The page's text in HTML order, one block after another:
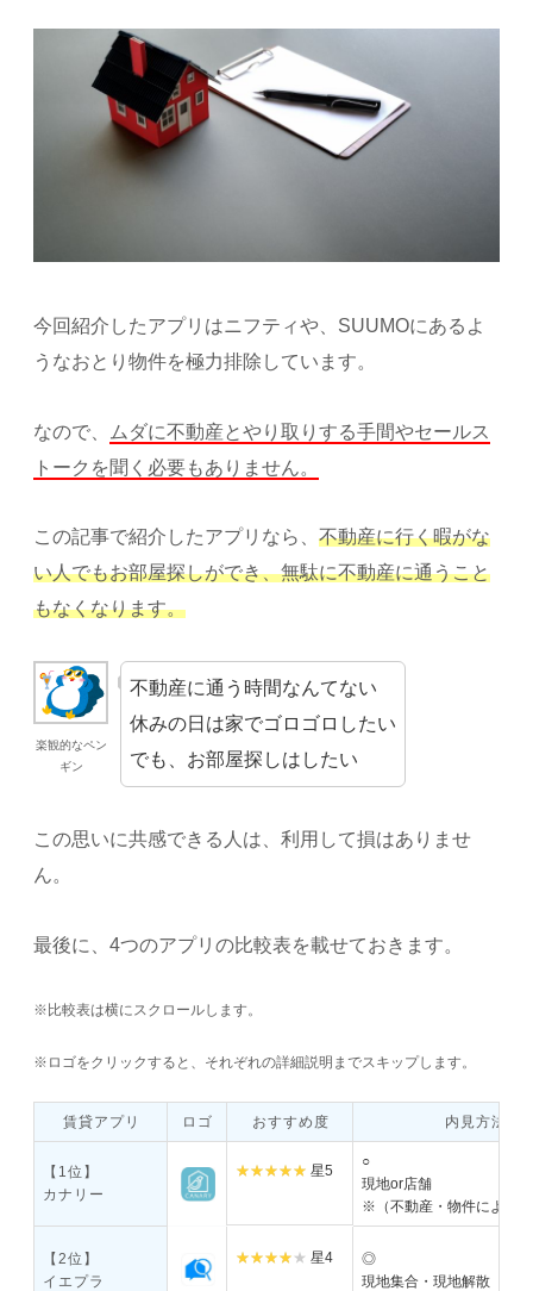
今回紹介したアプリはニフティや、SUUMOにあるよ
うなおとり物件を極力排除しています。
なので、
ムダに不動産とやり取りする手間やセールス
トークを聞く必要もありません。
この記事で紹介したアプリなら、不動産に行く暇がな
い人でもお部屋探しができ、無駄に不動産に通うこと
もなくなります。
楽観的なペン
ギン
不動産に通う時間なんてない
休みの日は家でゴロゴロしたい
でも、お部屋探しはしたい
この思いに共感できる人は、利用して損はありませ
ん。
最後に、4つのアプリの比較表を載せておきます。
※比較表は横にスクロールします。
※ロゴをクリックすると、それぞれの詳細説明までスキップします。
賃貸アプリ ロゴ おすすめ度 内見方法
【1位】
カナリー
星5
○
現地or店舗
※（不動産・物件によっ
【2位】
イエプラ
星4
◎
現地集合・現地解散